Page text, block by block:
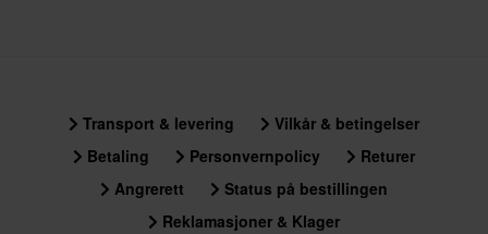
Transport & levering
Vilkår & betingelser
Betaling
Personvernpolicy
Returer
Angrerett
Status på bestillingen
Reklamasjoner & Klager